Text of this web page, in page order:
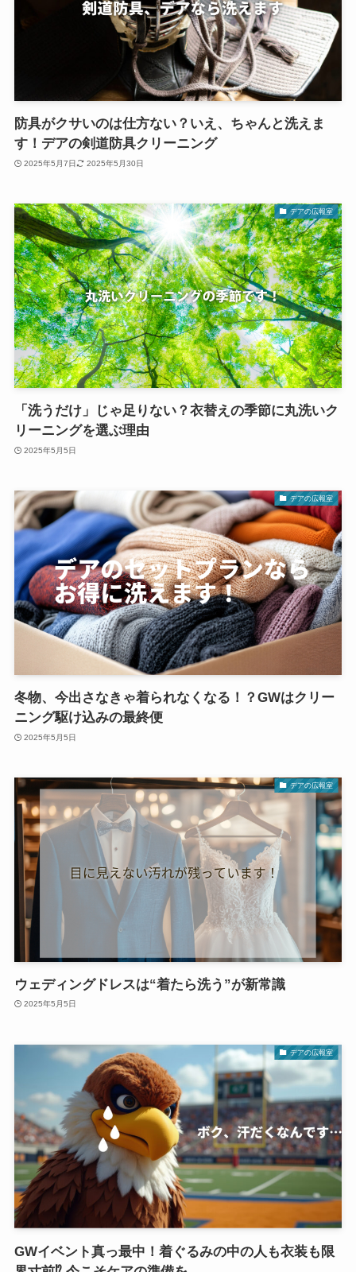
防具がクサいのは仕方ない？いえ、ちゃんと洗えま
す！デアの剣道防具クリーニング
2025年5月7日 2025年5月30日
デアの広報室
「洗うだけ」じゃ足りない？衣替えの季節に丸洗いク
リーニングを選ぶ理由
2025年5月5日
デアの広報室
冬物、今出さなきゃ着られなくなる！？GWはクリー
ニング駆け込みの最終便
2025年5月5日
デアの広報室
ウェディングドレスは“着たら洗う”が新常識
2025年5月5日
デアの広報室
GWイベント真っ最中！着ぐるみの中の人も衣装も限